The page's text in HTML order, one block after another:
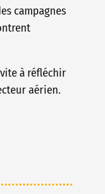
campagnes
à réfléchir
aérien.